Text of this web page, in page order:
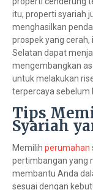
itu, properti syariah
menghasilkan
prospek yang
Selatan dapat
mengembangkan
untuk melakukan
terpercaya sebelum
Tips
Syariah
Memilih perumahan
pertimbangan yang
membantu Anda
sesuai dengan